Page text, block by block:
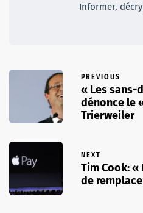
Informer,
PREVIOUS
« Les sans-
dénonce le
Trierweiler
NEXT
Tim Cook:
de